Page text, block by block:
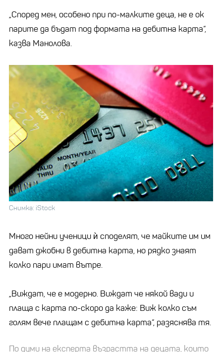
„Според мен, особено при по-малките деца, не е ок
парите да бъдат под формата на дебитна карта“,
казва Манолова.
Снимка: iStock
Много нейни ученици ѝ споделят, че майките им им
дават джобни в дебитна карта, но рядко знаят
колко пари имат вътре.
„Виждат, че е модерно. Виждат че някой вади и
плаща с карта по-скоро да каже: Виж колко съм
голям вече плащам с дебитна карта“, разяснява тя.
По думи на експерта възрастта на децата, които